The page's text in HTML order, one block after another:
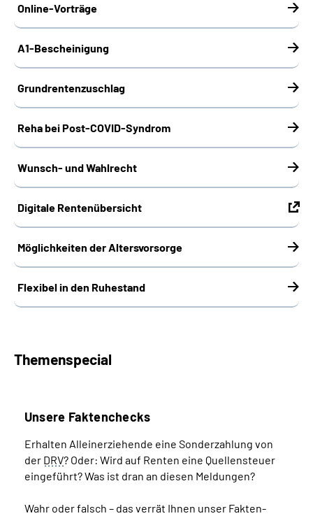
Online-Vorträge
A1-Bescheinigung
Grundrentenzuschlag
Reha bei Post-COVID-Syndrom
Wunsch- und Wahlrecht
Digitale Rentenübersicht
Möglichkeiten der Altersvorsorge
Flexibel in den Ruhestand
Themenspecial
Unsere Faktenchecks
Erhalten Alleinerziehende eine Sonder­zahlung von
der DRV? Oder: Wird auf Renten eine Quellen­­steuer
eingeführt? Was ist dran an diesen Meldungen?
Wahr oder falsch – das verrät Ihnen unser Fakten­